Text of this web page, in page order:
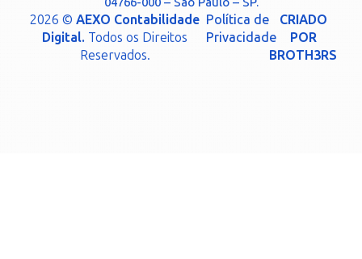
2026 ©AEXO Contabilidade
Digital. Todos os Direitos
Reservados.
Política de
Privacidade
CRIADO
POR
BROTH3RS